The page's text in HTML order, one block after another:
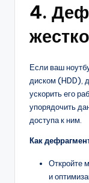
4.
Если ваш
диском (HDD),
ускорить его
упорядочить
доступа к ним.
Как
Откройте
и